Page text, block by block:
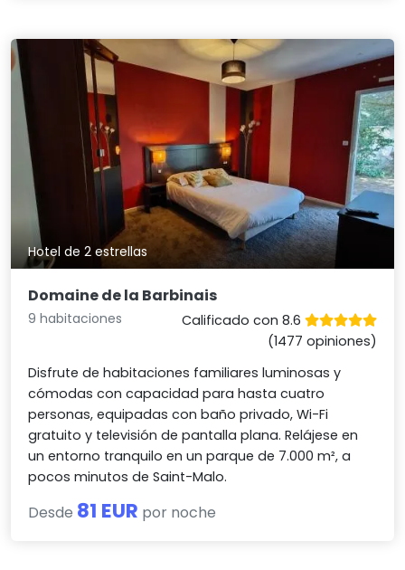
Hotel de 2 estrellas
Domaine de la Barbinais
9 habitaciones
Calificado con 8.6
(1477 opiniones)
Disfrute de habitaciones familiares luminosas y
cómodas con capacidad para hasta cuatro
personas, equipadas con baño privado, Wi-Fi
gratuito y televisión de pantalla plana. Relájese en
un entorno tranquilo en un parque de 7.000 m², a
pocos minutos de Saint-Malo.
Desde 81 EUR por noche